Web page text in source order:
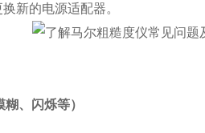
新的电源适配器。
、闪烁等）